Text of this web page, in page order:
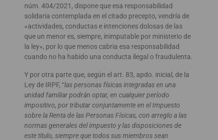
núm. 404/2021, dispone que esa responsabilidad
solidaria contemplada en el citado precepto, vendría de
«actividades, conductas e intenciones dolosas de las
que un menor es, siempre, inimputable por ministerio de
la ley», por lo que menos cabria esa responsabilidad
cuando no ha habido una conducta ilegal o fraudulenta.
Y por otra parte que, según el art. 83, apdo. inicial, de la
Ley de IRPF, “las personas físicas integradas en una
unidad familiar podrán optar, en cualquier período
impositivo, por tributar conjuntamente en el Impuesto
sobre la Renta de las Personas Físicas, con arreglo a las
normas generales del impuesto y las disposiciones de
este título, siempre que todos sus miembros sean